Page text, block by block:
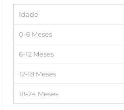
Idade
0-6 Meses
6-12 Meses
12-18 Meses
18-24 Meses